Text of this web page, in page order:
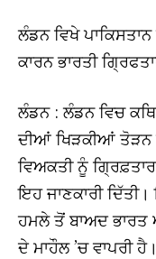
ਲੰਡਨ ਵਿਖੇ
ਕਾਰਨ ਭਾਰਤੀ
ਲੰਡਨ : ਲੰਡਨ ਵਿਚ
ਦੀਆਂ ਖਿੜਕੀਆਂ ਤੋੜਨ
ਵਿਅਕਤੀ ਨੂੰ
ਇਹ ਜਾਣਕਾਰੀ
ਹਮਲੇ ਤੋਂ ਬਾਅਦ ਭਾਰਤ
ਦੇ ਮਾਹੌਲ ’ਚ ਵਾਪਰੀ